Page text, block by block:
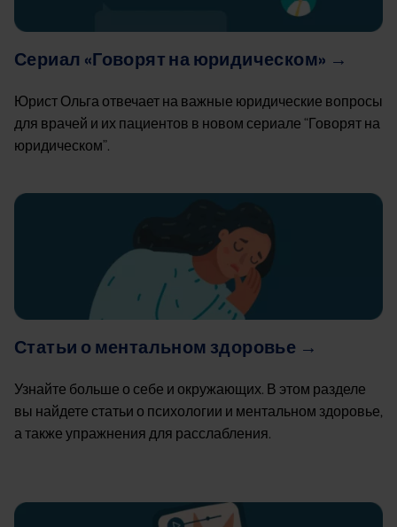
Сериал «Говорят на юридическом» →
Юрист Ольга отвечает на важные юридические вопросы
для врачей и их пациентов в новом сериале “Говорят на
юридическом”.
Image
Статьи о ментальном здоровье →
Узнайте больше о себе и окружающих. В этом разделе
вы найдете статьи о психологии и ментальном здоровье,
а также упражнения для расслабления.
Image